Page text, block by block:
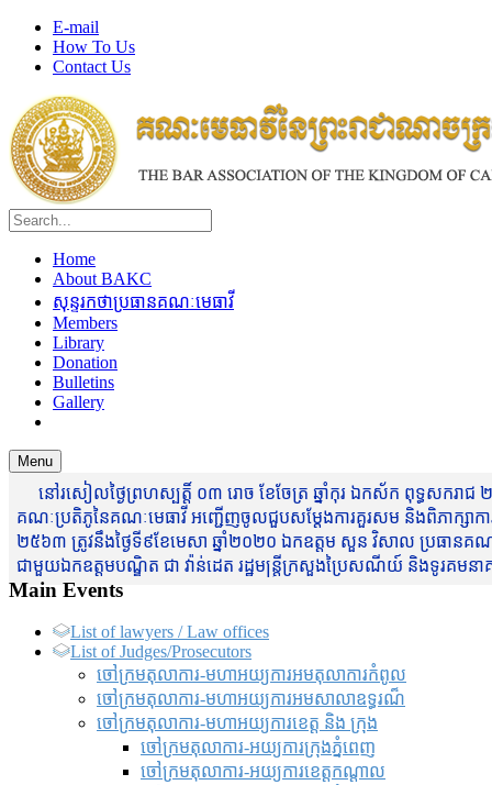
E-mail
How To Us
Contact Us
Home
About BAKC
សុន្ទរកថាប្រធានគណៈមេធាវី
Members
Library
Donation
Bulletins
Gallery
Menu
នៅរសៀលថ្ងៃព្រហស្បត្តិ៍ ០៣ រោច ខែចែត្រ ឆ្នាំកុរ ឯកស័ក ពុទ្ធសករាជ
គណៈប្រតិភូនៃគណៈមេធាវី អញ្ជើញចូលជួបសម្តែងការគួរសម និងពិភាក្សាកា
២៥៦៣ ត្រូវនឹងថ្ងៃទី៩ខែមេសា ឆ្នាំ២០២០ ឯកឧត្តម សួន វិសាល ប្រធានគណ
ជាមួយឯកឧត្តមបណ្ឌិត ជា វ៉ាន់ដេត រដ្ឋមន្រ្តីក្រសួងប្រៃសណីយ៍ និងទូរគ
Main Events
List of lawyers / Law offices
List of Judges/Prosecutors
ចៅក្រមតុលាការ-មហាអយ្យការអមតុលាការកំពូល
ចៅក្រមតុលាការ-មហាអយ្យការអមសាលាឧទ្ធរណ៏
ចៅក្រមតុលាការ-មហាអយ្យការខេត្ត និង ក្រុង
ចៅក្រមតុលាការ-អយ្យការក្រុងភ្នំពេញ
ចៅក្រមតុលាការ-អយ្យការខេត្តកណ្តាល